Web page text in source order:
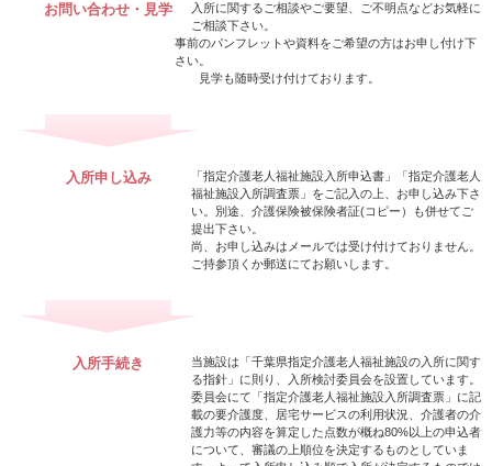
お問い合わせ・見学
入所に関するご相談やご要望、ご不明点などお気軽に
ご相談下さい。
事前のパンフレットや資料をご希望の方はお申し付け下
さい。
見学も随時受け付けております。
入所申し込み
「指定介護老人福祉施設入所申込書」「指定介護老人
福祉施設入所調査票」をご記入の上、お申し込み下さ
い。別途、介護保険被保険者証(コピー）も併せてご
提出下さい。
尚、お申し込みはメールでは受け付けておりません。
ご持参頂くか郵送にてお願いします。
入所手続き
当施設は「千葉県指定介護老人福祉施設の入所に関す
る指針」に則り、入所検討委員会を設置しています。
委員会にて「指定介護老人福祉施設入所調査票」に記
載の要介護度、居宅サービスの利用状況、介護者の介
護力等の内容を算定した点数が概ね80%以上の申込者
について、審議の上順位を決定するものとしていま